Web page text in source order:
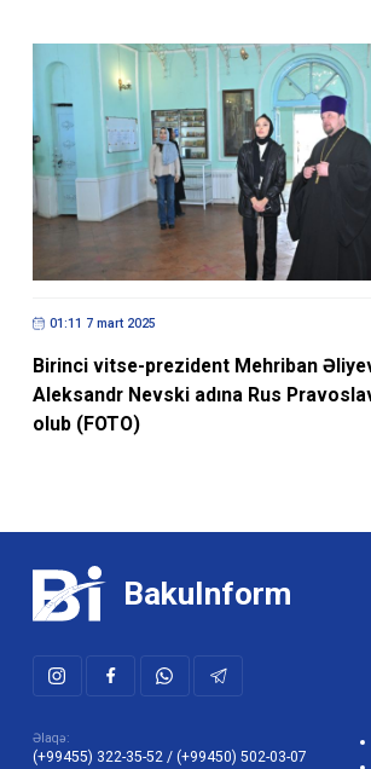
01:11 7 mart 2025
Birinci vitse-prezident Mehriban
Aleksandr Nevski adına Rus
olub (FOTO)
BakuInform
Əlaqə:
(+99455) 322-35-52 / (+99450) 502-03-07